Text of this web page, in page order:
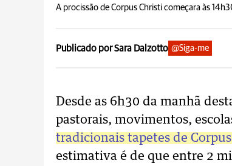
A procissão de Corpus Christi começara às
Publicado por Sara Dalzotto @Siga-me
Desde as 6h30 da manhã
pastorais, movimentos,
tradicionais tapetes de
estimativa é de que entre 2